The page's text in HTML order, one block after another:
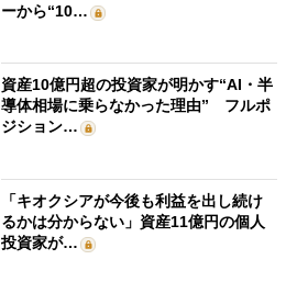
ーから“10…
資産10億円超の投資家が明かす“AI・半
導体相場に乗らなかった理由” フルポ
ジション…
「キオクシアが今後も利益を出し続け
るかは分からない」資産11億円の個人
投資家が…